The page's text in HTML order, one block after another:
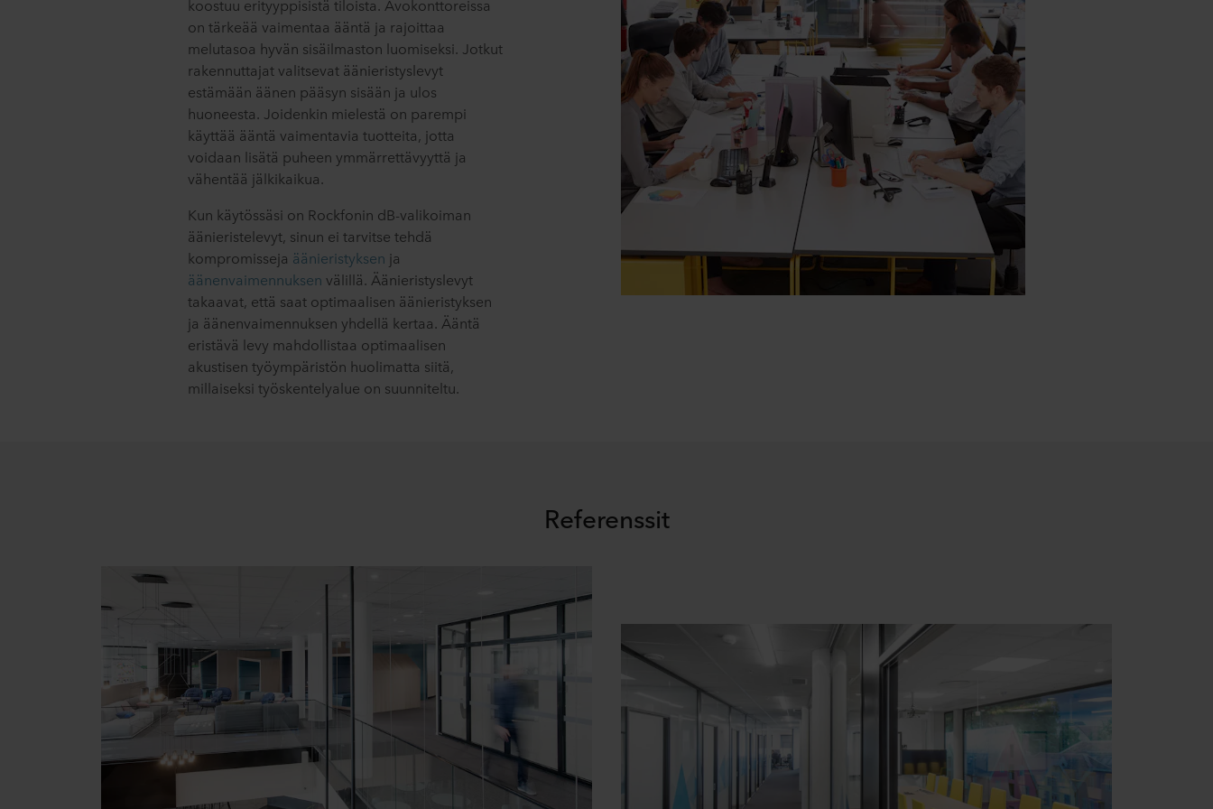
koostuu erityyppisistä tiloista. Avokonttoreissa
on tärkeää vaimentaa ääntä ja rajoittaa
melutasoa hyvän sisäilmaston luomiseksi. Jotkut
rakennuttajat valitsevat äänieristyslevyt
estämään äänen pääsyn sisään ja ulos
huoneesta. Joidenkin mielestä on parempi
käyttää ääntä vaimentavia tuotteita, jotta
voidaan lisätä puheen ymmärrettävyyttä ja
vähentää jälkikaikua.
Kun käytössäsi on Rockfonin dB-valikoiman
äänieristelevyt, sinun ei tarvitse tehdä
kompromisseja äänieristyksen ja
äänenvaimennuksen välillä. Äänieristyslevyt
takaavat, että saat optimaalisen äänieristyksen
ja äänenvaimennuksen yhdellä kertaa. Ääntä
eristävä levy mahdollistaa optimaalisen
akustisen työympäristön huolimatta siitä,
millaiseksi työskentelyalue on suunniteltu.
Referenssit